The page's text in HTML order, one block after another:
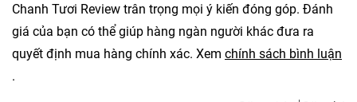
Chanh Tươi Review trân trọng mọi ý kiến đóng góp. Đánh
giá của bạn có thể giúp hàng ngàn người khác đưa ra
quyết định mua hàng chính xác. Xem chính sách bình luận
.